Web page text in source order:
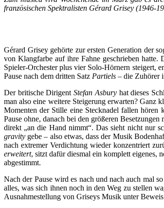
französischen Spektralisten Gérard Grisey (1946-
Gérard Grisey gehörte zur ersten Generation der
von Klangfarbe auf ihre Fahne geschrieben hatte.
Spieler-Orchester plus vier Solo-Hörnern steigert,
Pause nach dem dritten Satz Partiels – die Zuhörer
Der britische DirigentStefan Asburyhat dieses
man also eine weitere Steigerung erwarten? Ganz
Momenten der Stille eine Stecknadel fallen hören
Pause ohne, danach bei den größeren
direkt „an die Hand nimmt“. Das sieht nicht nur
gravity gebe – also etwas, dass der Musik
nach extremer Verdichtung wieder konzentriert
erweitert, sitzt dafür diesmal ein komplett eigenes,
abgestimmt.
Nach der Pause wird es nach und nach auch mal
alles, was sich ihnen noch in den Weg zu stellen
Ausnahmestellung von Griseys Musik unter